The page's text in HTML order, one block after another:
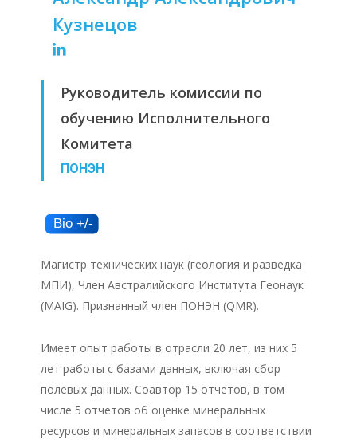
Кузнецов
Руководитель комиссии по
обучению Исполнительного
Комитета
ПОНЭН
Магистр технических наук (геология и разведка
МПИ), Член Австралийского Института Геонаук
(MAIG). Признанный член ПОНЭН (QMR).
Имеет опыт работы в отрасли 20 лет, из них 5
лет работы с базами данных, включая сбор
полевых данных. Соавтор 15 отчетов, в том
числе 5 отчетов об оценке минеральных
ресурсов и минеральных запасов в соответствии